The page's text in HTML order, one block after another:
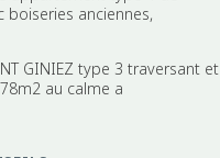
boiseries anciennes,
GINIEZ type 3 traversant et
au calme a